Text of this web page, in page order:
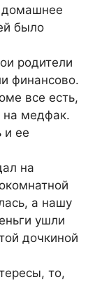
домашнее
было
родители
финансово.
все есть,
на медфак.
и ее
на
а нашу
ушли
дочкиной
то,